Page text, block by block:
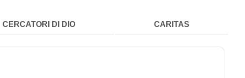
CERCATORI DI DIO CARITAS